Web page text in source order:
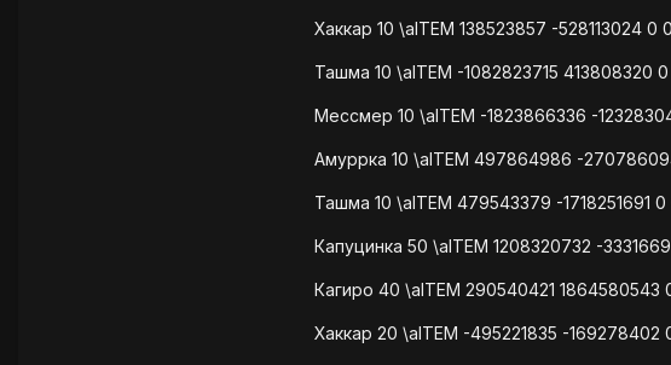
Хаккар 10 \aITEM 138523857 -528113024 0
Ташма 10 \aITEM -1082823715
Мессмер 10 \aITEM -1823866336 -
Амуррка 10 \aITEM 497864986 -
Ташма 10 \aITEM 479543379 -1718251691
Капуцинка 50 \aITEM 1208320732 -
Кагиро 40 \aITEM 290540421
Хаккар 20 \aITEM -495221835 -